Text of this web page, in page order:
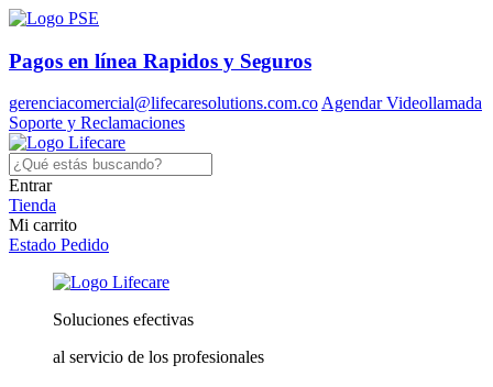
Pagos en línea Rapidos y Seguros
gerenciacomercial@lifecaresolutions.com.coAgendar Videollamada
Soporte y Reclamaciones
Entrar
Tienda
Mi carrito
Estado Pedido
Soluciones efectivas
al servicio de los profesionales